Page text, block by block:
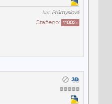
kat:Průmyslová
Staženo: 11002x